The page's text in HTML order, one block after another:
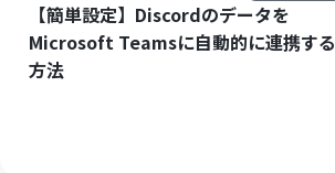
【簡単設定】Discordのデータを
Microsoft Teamsに自動的に連携する
方法